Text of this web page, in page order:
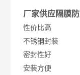
厂家供应隔膜
性价比高
不锈钢封装
密封性好
安装方便